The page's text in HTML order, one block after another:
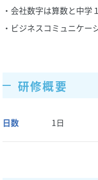
・会社数字は算数と中学
・ビジネスコミュニケー
研修概要
日数 1日